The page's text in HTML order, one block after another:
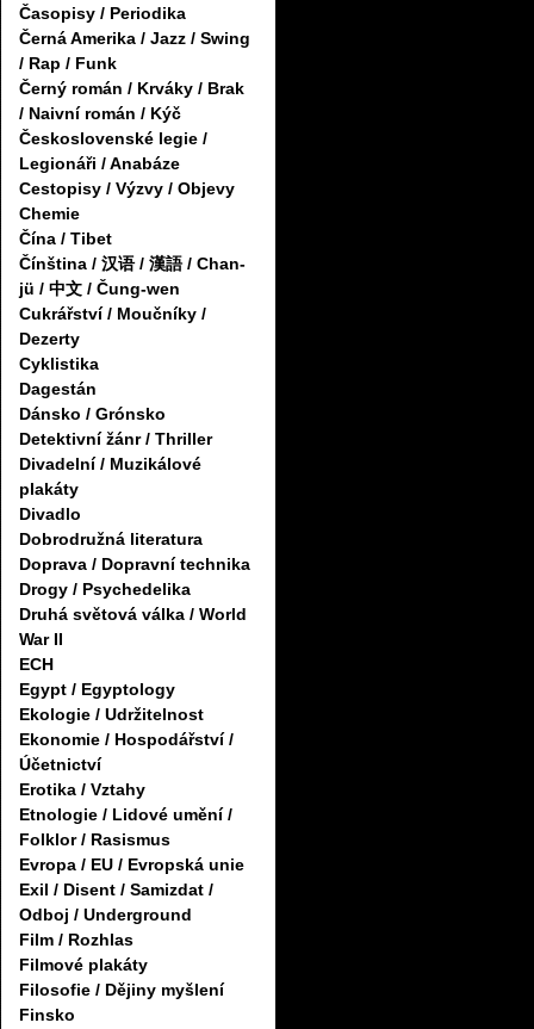
Časopisy / Periodika
Černá Amerika / Jazz / Swing
/ Rap / Funk
Černý román / Krváky / Brak
/ Naivní román / Kýč
Československé legie /
Legionáři / Anabáze
Cestopisy / Výzvy / Objevy
Chemie
Čína / Tibet
Čínština / 汉语 / 漢語 / Chan-
jü / 中文 / Čung-wen
Cukrářství / Moučníky /
Dezerty
Cyklistika
Dagestán
Dánsko / Grónsko
Detektivní žánr / Thriller
Divadelní / Muzikálové
plakáty
Divadlo
Dobrodružná literatura
Doprava / Dopravní technika
Drogy / Psychedelika
Druhá světová válka / World
War II
ECH
Egypt / Egyptology
Ekologie / Udržitelnost
Ekonomie / Hospodářství /
Účetnictví
Erotika / Vztahy
Etnologie / Lidové umění /
Folklor / Rasismus
Evropa / EU / Evropská unie
Exil / Disent / Samizdat /
Odboj / Underground
Film / Rozhlas
Filmové plakáty
Filosofie / Dějiny myšlení
Finsko